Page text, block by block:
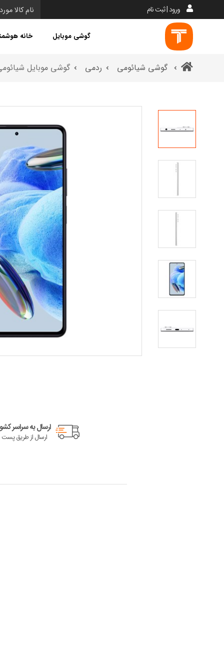
ورود | ثبت نام
گوشی موبایل خانه
گوشی شیائومی ردمی گوشی موبایل شیائومی ردمی نوت 12 پرو
ارسال به سراسر
ارسال از طریق پست